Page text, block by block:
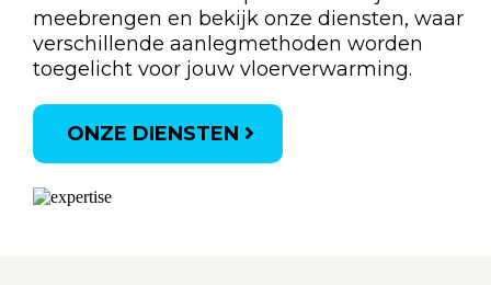
meebrengen en bekijk onze diensten, waar
verschillende aanlegmethoden worden
toegelicht voor jouw vloerverwarming.
ONZE DIENSTEN